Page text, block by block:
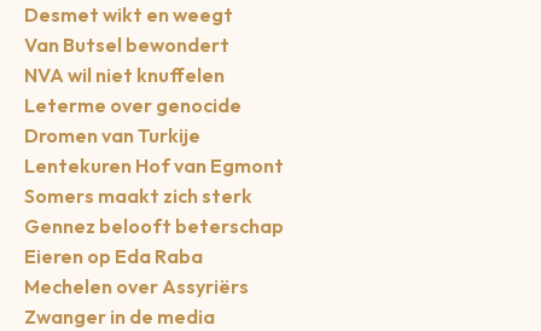
Desmet wikt en weegt
Van Butsel bewondert
NVA wil niet knuffelen
Leterme over genocide
Dromen van Turkije
Lentekuren Hof van Egmont
Somers maakt zich sterk
Gennez belooft beterschap
Eieren op Eda Raba
Mechelen over Assyriërs
Zwanger in de media